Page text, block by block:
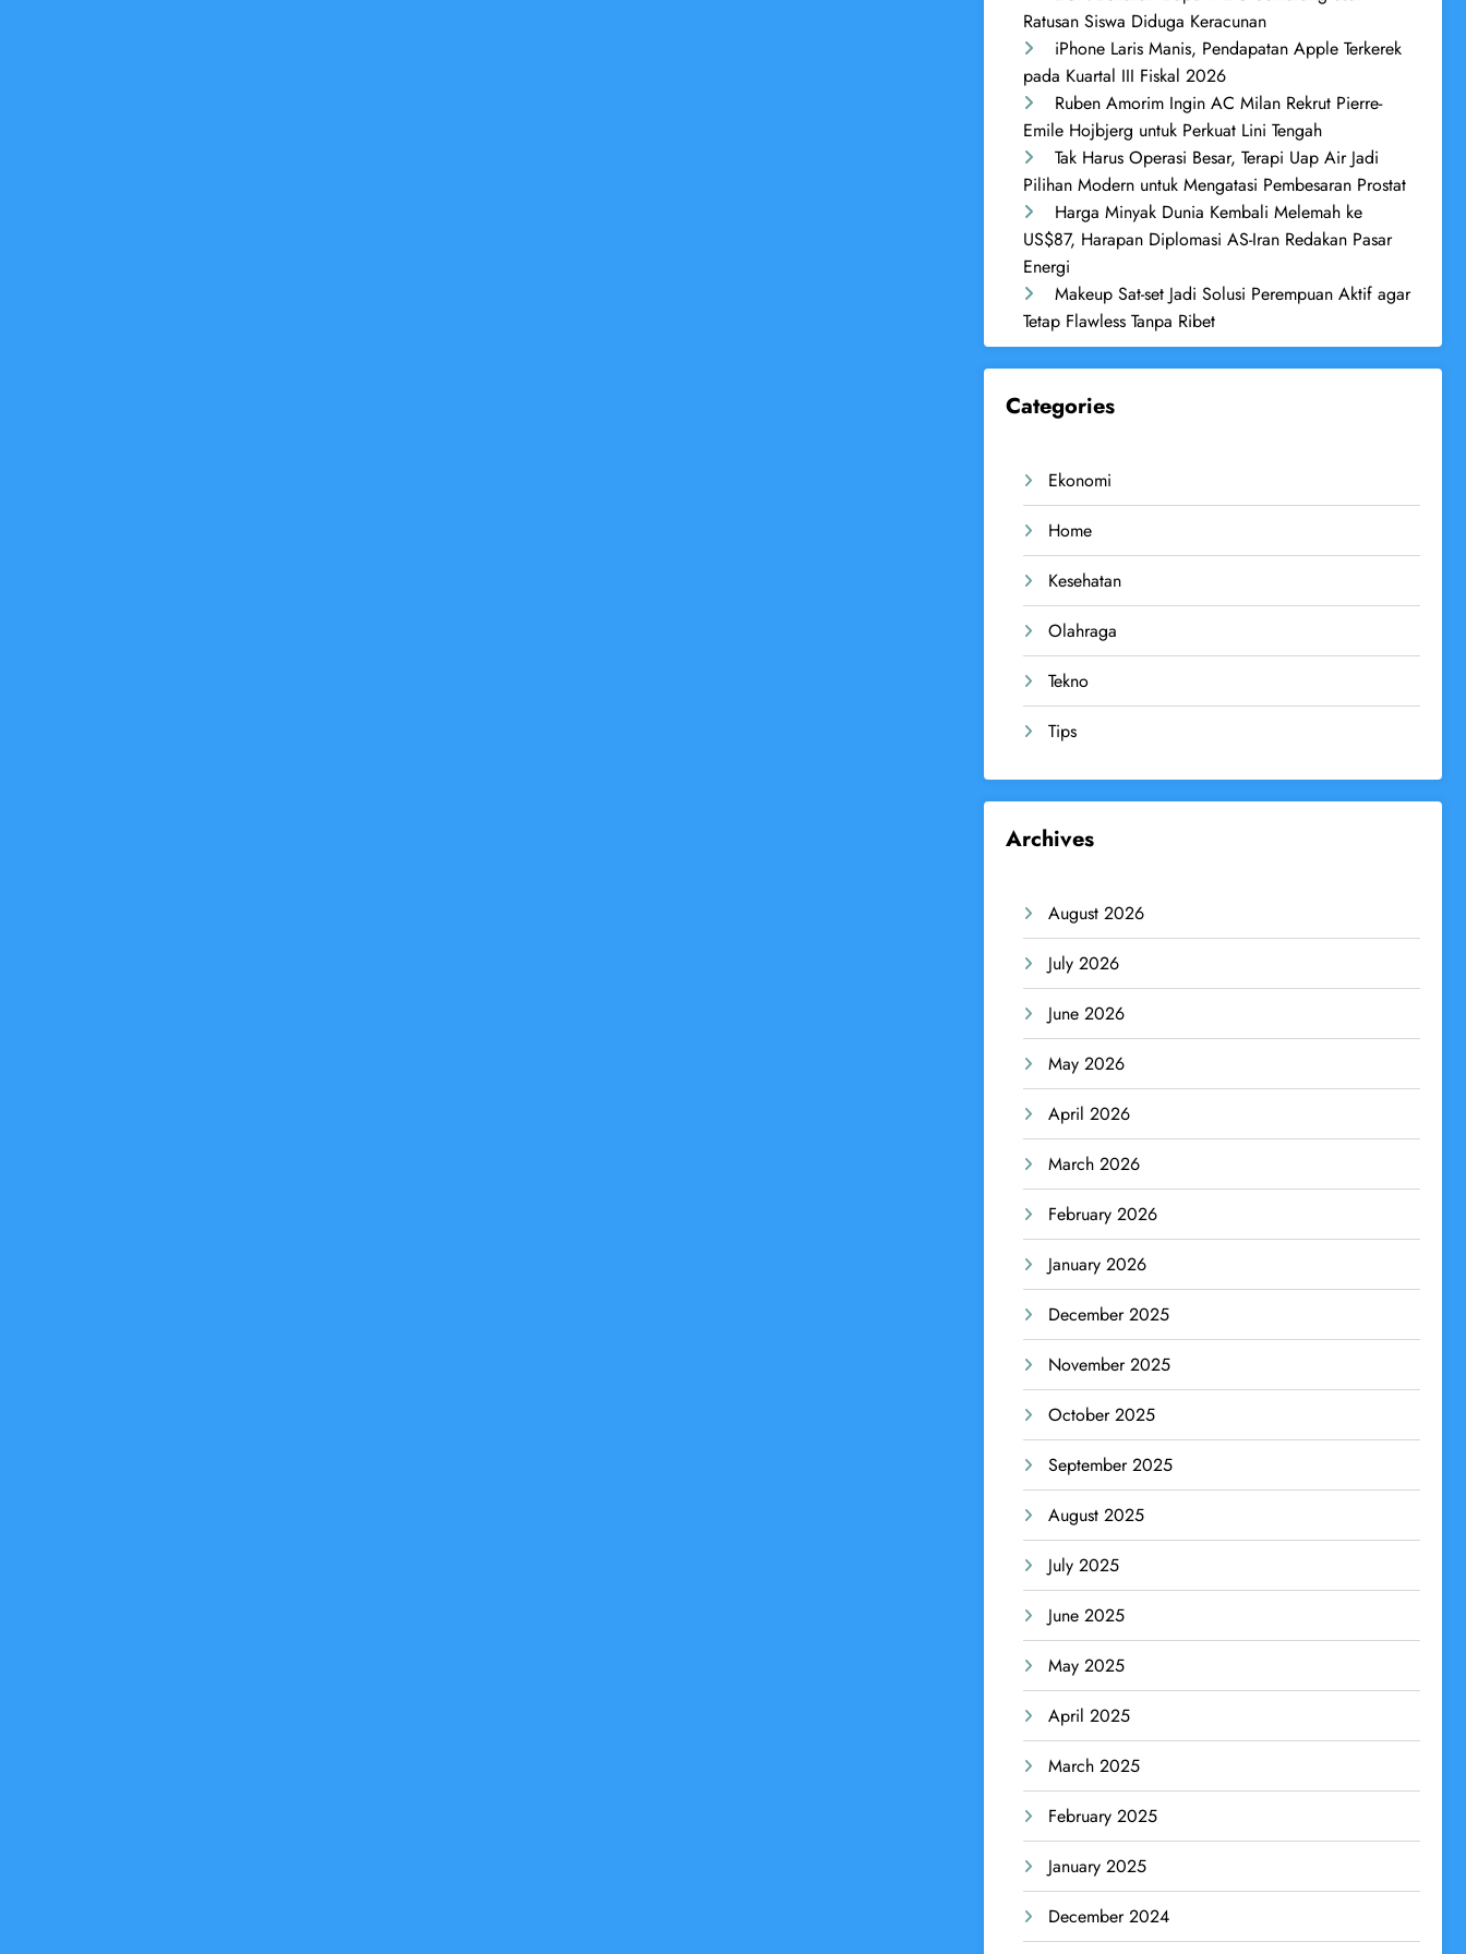
Ratusan Siswa Diduga Keracunan
iPhone Laris Manis, Pendapatan Apple Terkerek
pada Kuartal III Fiskal 2026
Ruben Amorim Ingin AC Milan Rekrut Pierre-
Emile Hojbjerg untuk Perkuat Lini Tengah
Tak Harus Operasi Besar, Terapi Uap Air Jadi
Pilihan Modern untuk Mengatasi Pembesaran Prostat
Harga Minyak Dunia Kembali Melemah ke
US$87, Harapan Diplomasi AS-Iran Redakan Pasar
Energi
Makeup Sat-set Jadi Solusi Perempuan Aktif agar
Tetap Flawless Tanpa Ribet
Categories
Ekonomi
Home
Kesehatan
Olahraga
Tekno
Tips
Archives
August 2026
July 2026
June 2026
May 2026
April 2026
March 2026
February 2026
January 2026
December 2025
November 2025
October 2025
September 2025
August 2025
July 2025
June 2025
May 2025
April 2025
March 2025
February 2025
January 2025
December 2024